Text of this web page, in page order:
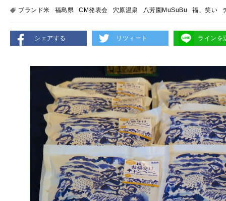
ブランド米
福島県 CM発表会 穴原温泉 八芳園MuSuBu 福、笑い
シェアする リツィート ラインを